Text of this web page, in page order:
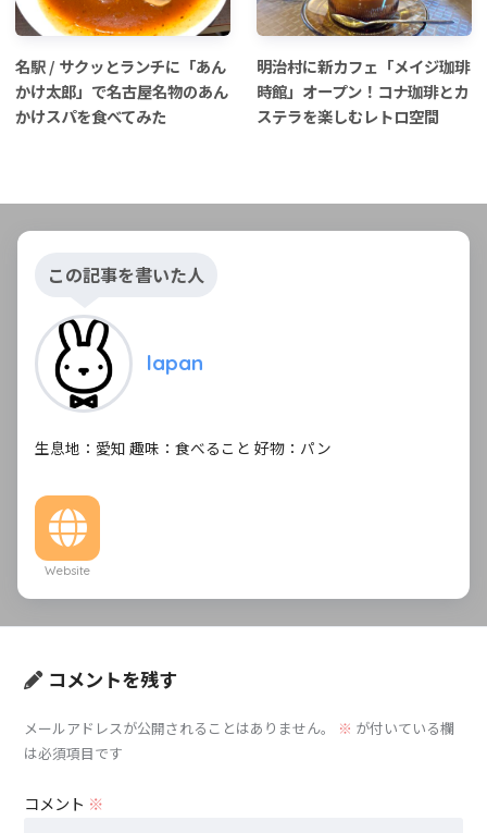
名駅 / サクッとランチに「あん
かけ太郎」で名古屋名物のあん
かけスパを食べてみた
明治村に新カフェ「メイジ珈琲
時館」オープン！コナ珈琲とカ
ステラを楽しむレトロ空間
この記事を書いた人
lapan
生息地：愛知 趣味：食べること 好物：パン
Website
コメントを残す
メールアドレスが公開されることはありません。 ※ が付いている欄
は必須項目です
コメント ※